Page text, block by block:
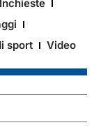
Inchieste
sport Video